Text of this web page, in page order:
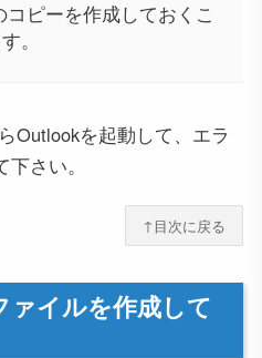
コピーを作成しておくこ
。
Outlookを起動して、エラ
さい。
↑目次に戻る
イルを作成して